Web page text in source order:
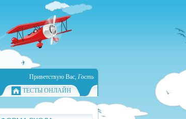
Приветствую Вас, Гость
ТЕСТЫ ОНЛАЙН